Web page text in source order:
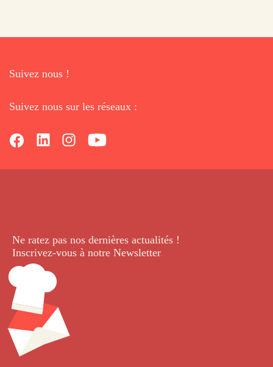
Suivez nous !
Suivez nous sur les réseaux :
Ne ratez pas nos dernières actualités !
Inscrivez-vous à notre Newsletter.